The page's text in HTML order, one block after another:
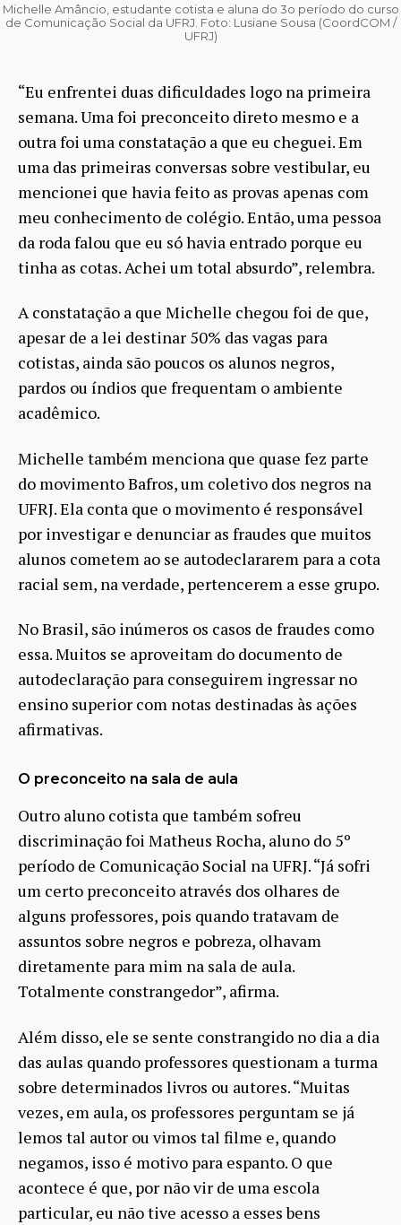
Michelle Amâncio, estudante cotista e aluna do 3o período do curso
de Comunicação Social da UFRJ. Foto: Lusiane Sousa (CoordCOM /
UFRJ)
“Eu enfrentei duas dificuldades logo na primeira
semana. Uma foi preconceito direto mesmo e a
outra foi uma constatação a que eu cheguei. Em
uma das primeiras conversas sobre vestibular, eu
mencionei que havia feito as provas apenas com
meu conhecimento de colégio. Então, uma pessoa
da roda falou que eu só havia entrado porque eu
tinha as cotas. Achei um total absurdo”, relembra.
A constatação a que Michelle chegou foi de que,
apesar de a lei destinar 50% das vagas para
cotistas, ainda são poucos os alunos negros,
pardos ou índios que frequentam o ambiente
acadêmico.
Michelle também menciona que quase fez parte
do movimento Bafros, um coletivo dos negros na
UFRJ. Ela conta que o movimento é responsável
por investigar e denunciar as fraudes que muitos
alunos cometem ao se autodeclararem para a cota
racial sem, na verdade, pertencerem a esse grupo.
No Brasil, são inúmeros os casos de fraudes como
essa. Muitos se aproveitam do documento de
autodeclaração para conseguirem ingressar no
ensino superior com notas destinadas às ações
afirmativas.
O preconceito na sala de aula
Outro aluno cotista que também sofreu
discriminação foi Matheus Rocha, aluno do 5º
período de Comunicação Social na UFRJ. “Já sofri
um certo preconceito através dos olhares de
alguns professores, pois quando tratavam de
assuntos sobre negros e pobreza, olhavam
diretamente para mim na sala de aula.
Totalmente constrangedor”, afirma.
Além disso, ele se sente constrangido no dia a dia
das aulas quando professores questionam a turma
sobre determinados livros ou autores. “Muitas
vezes, em aula, os professores perguntam se já
lemos tal autor ou vimos tal filme e, quando
negamos, isso é motivo para espanto. O que
acontece é que, por não vir de uma escola
particular, eu não tive acesso a esses bens